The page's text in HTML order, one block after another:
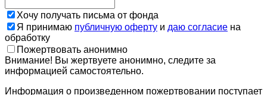
Хочу получать письма от фонда
Я принимаю публичную оферту и даю согласие на
обработку
Пожертвовать анонимно
Внимание! Вы жертвуете анонимно, следите за
информацией самостоятельно.
Информация о произведенном пожертвовании поступает